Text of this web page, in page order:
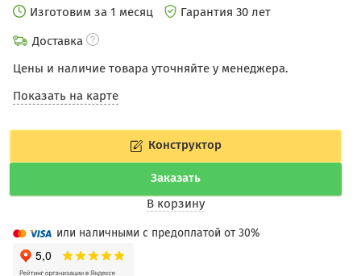
Изготовим за 1 месяц
Гарантия 30 лет
Доставка
Цены и наличие товара уточняйте у менеджера.
Показать на карте
Конструктор
Заказать
В корзину
или наличными с предоплатой от 30%